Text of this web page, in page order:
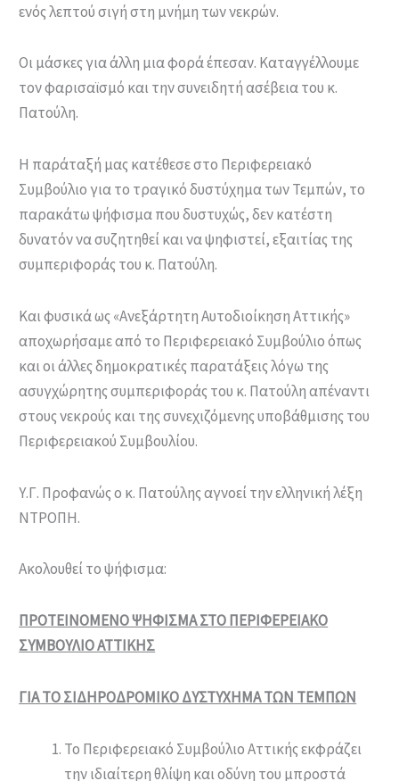
ενός λεπτού σιγή στη μνήμη των νεκρών.
Οι μάσκες για άλλη μια φορά έπεσαν. Καταγγέλλουμε
τον φαρισαϊσμό και την συνειδητή ασέβεια του κ.
Πατούλη.
Η παράταξή μας κατέθεσε στο Περιφερειακό
Συμβούλιο για το τραγικό δυστύχημα των Τεμπών, το
παρακάτω ψήφισμα που δυστυχώς, δεν κατέστη
δυνατόν να συζητηθεί και να ψηφιστεί, εξαιτίας της
συμπεριφοράς του κ. Πατούλη.
Και φυσικά ως «Ανεξάρτητη Αυτοδιοίκηση Αττικής»
αποχωρήσαμε από το Περιφερειακό Συμβούλιο όπως
και οι άλλες δημοκρατικές παρατάξεις λόγω της
ασυγχώρητης συμπεριφοράς του κ. Πατούλη απέναντι
στους νεκρούς και της συνεχιζόμενης υποβάθμισης του
Περιφερειακού Συμβουλίου.
Υ.Γ. Προφανώς ο κ. Πατούλης αγνοεί την ελληνική λέξη
ΝΤΡΟΠΗ.
Ακολουθεί το ψήφισμα:
ΠΡΟΤΕΙΝΟΜΕΝΟ ΨΗΦΙΣΜΑ ΣΤΟ ΠΕΡΙΦΕΡΕΙΑΚΟ
ΣΥΜΒΟΥΛΙΟ ΑΤΤΙΚΗΣ
ΓΙΑ ΤΟ ΣΙΔΗΡΟΔΡΟΜΙΚΟ ΔΥΣΤΥΧΗΜΑ ΤΩΝ ΤΕΜΠΩΝ
Το Περιφερειακό Συμβούλιο Αττικής εκφράζει
την ιδιαίτερη θλίψη και οδύνη του μπροστά